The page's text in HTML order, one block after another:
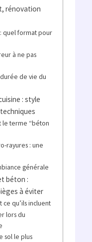
rénovation
quel format pour
à ne pas
de vie du
: style
terme “béton
rayures : une
générale
béton :
à éviter
qu’ils incluent
lors du
sol le plus